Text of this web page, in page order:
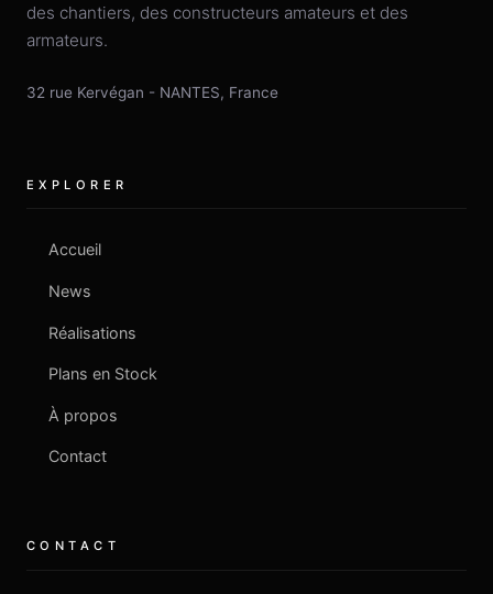
des chantiers, des constructeurs amateurs et des
armateurs.
32 rue Kervégan - NANTES, France
EXPLORER
Accueil
News
Réalisations
Plans en Stock
À propos
Contact
CONTACT